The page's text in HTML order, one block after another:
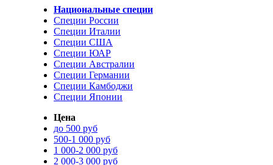
Национальные специи
Специи России
Специи Италии
Специи США
Специи ЮАР
Специи Австралии
Специи Германии
Специи Камбоджи
Специи Японии
Цена
до 500 руб
500-1 000 руб
1 000-2 000 руб
2 000-3 000 руб